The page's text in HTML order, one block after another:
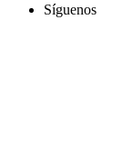
Síguenos